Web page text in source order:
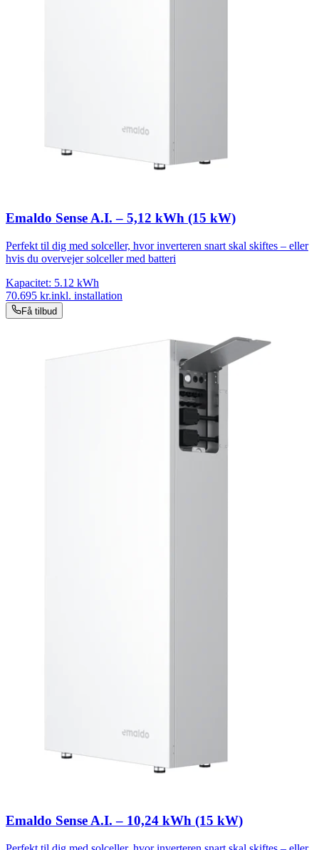
Emaldo Sense A.I. – 5,12 kWh (15 kW)
Perfekt til dig med solceller, hvor inverteren snart skal skiftes – eller
hvis du overvejer solceller med batteri
Kapacitet: 5.12 kWh
70.695 kr.inkl. installation
Få tilbud
Emaldo Sense A.I. – 10,24 kWh (15 kW)